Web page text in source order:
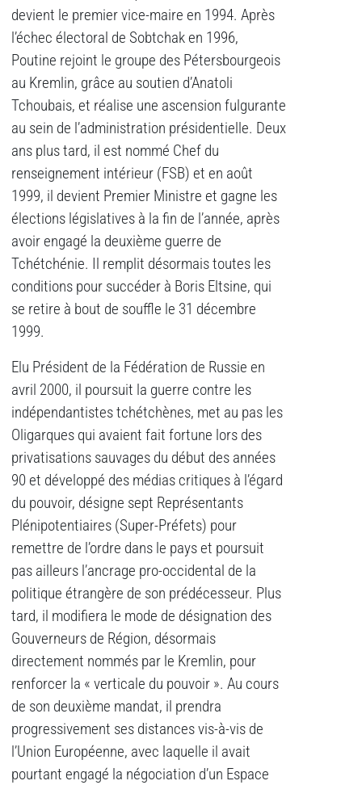
devient le premier vice-maire en 1994. Après
l’échec électoral de Sobtchak en 1996,
Poutine rejoint le groupe des Pétersbourgeois
au Kremlin, grâce au soutien d’Anatoli
Tchoubais, et réalise une ascension fulgurante
au sein de l’administration présidentielle. Deux
ans plus tard, il est nommé Chef du
renseignement intérieur (FSB) et en août
1999, il devient Premier Ministre et gagne les
élections législatives à la fin de l’année, après
avoir engagé la deuxième guerre de
Tchétchénie. Il remplit désormais toutes les
conditions pour succéder à Boris Eltsine, qui
se retire à bout de souffle le 31 décembre
1999.
Elu Président de la Fédération de Russie en
avril 2000, il poursuit la guerre contre les
indépendantistes tchétchènes, met au pas les
Oligarques qui avaient fait fortune lors des
privatisations sauvages du début des années
90 et développé des médias critiques à l’égard
du pouvoir, désigne sept Représentants
Plénipotentiaires (Super-Préfets) pour
remettre de l’ordre dans le pays et poursuit
pas ailleurs l’ancrage pro-occidental de la
politique étrangère de son prédécesseur. Plus
tard, il modifiera le mode de désignation des
Gouverneurs de Région, désormais
directement nommés par le Kremlin, pour
renforcer la « verticale du pouvoir ». Au cours
de son deuxième mandat, il prendra
progressivement ses distances vis-à-vis de
l’Union Européenne, avec laquelle il avait
pourtant engagé la négociation d’un Espace